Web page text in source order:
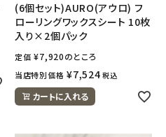
(6個セット)AURO(アウロ) フ
ローリングワックスシート 10枚
入り×2個パック
定価 ¥7,920のところ
当店特別価格 ¥7,524 税込
カートに入れる